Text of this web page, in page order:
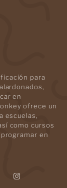
para
en
ofrece un
escuelas,
como cursos
en